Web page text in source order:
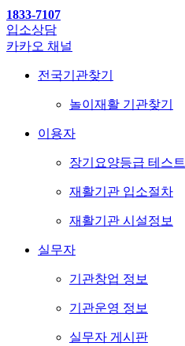
1833-7107
입소상담
카카오 채널
전국기관찾기
놀이재활 기관찾기
이용자
장기요양등급 테스트
재활기관 입소절차
재활기관 시설정보
실무자
기관창업 정보
기관운영 정보
실무자 게시판